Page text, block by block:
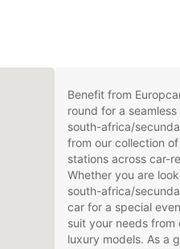
Benefit from
round for a
south-africa/
from our collection
stations across car-
Whether you are
south-africa/
car for a special
suit your needs
luxury models. As a